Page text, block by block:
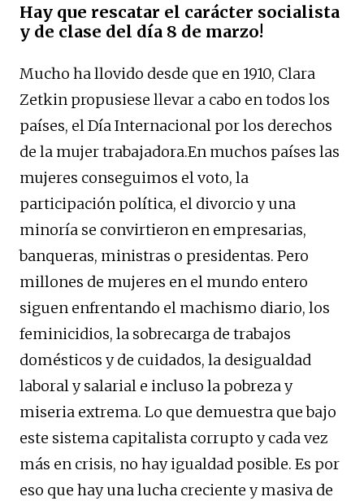
Hay que rescatar el carácter socialista
y de clase del día 8 de marzo!
Mucho ha llovido desde que en 1910, Clara
Zetkin propusiese llevar a cabo en todos los
países, el Día Internacional por los derechos
de la mujer trabajadora.En muchos países las
mujeres conseguimos el voto, la
participación política, el divorcio y una
minoría se convirtieron en empresarias,
banqueras, ministras o presidentas. Pero
millones de mujeres en el mundo entero
siguen enfrentando el machismo diario, los
feminicidios, la sobrecarga de trabajos
domésticos y de cuidados, la desigualdad
laboral y salarial e incluso la pobreza y
miseria extrema. Lo que demuestra que bajo
este sistema capitalista corrupto y cada vez
más en crisis, no hay igualdad posible. Es por
eso que hay una lucha creciente y masiva de